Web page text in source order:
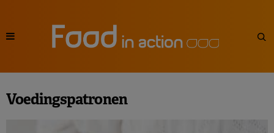
Voedingspatronen